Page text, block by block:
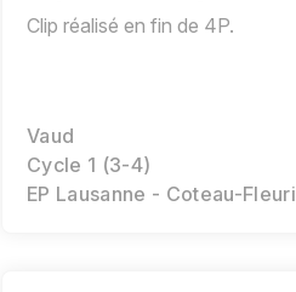
Clip réalisé en fin de 4P.
Vaud
Cycle 1 (3-4)
EP Lausanne - Coteau-Fleuri